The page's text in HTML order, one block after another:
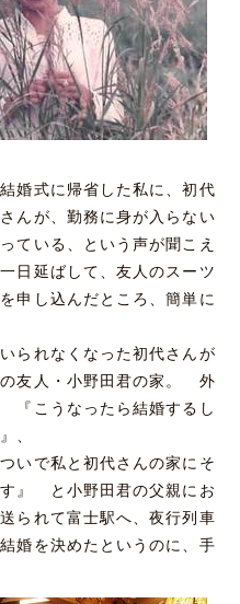
婚式に帰省した私に、初代
んが、勤務に身が入らない
ている、という声が聞こえ
日延ばして、友人のスーツ
申し込んだところ、簡単に
られなくなった初代さんが
友人・小野田君の家。 外
『こうなったら結婚するし
』、
いで私と初代さんの家にそ
』 と小野田君の父親にお
られて富士駅へ、夜行列車
婚を決めたというのに、手